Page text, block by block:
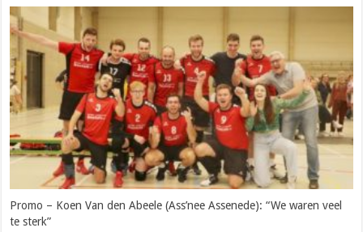
Promo – Koen Van den Abeele (Ass’nee Assenede): “We waren veel
te sterk”